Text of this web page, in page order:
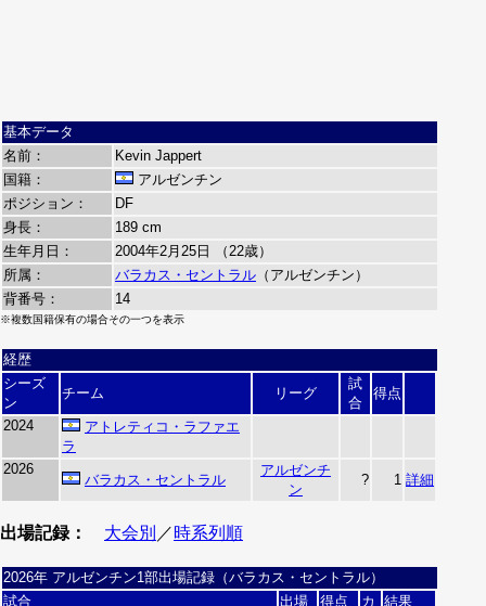
基本データ
名前：
Kevin Jappert
国籍：
アルゼンチン
ポジション：
DF
身長：
189 cm
生年月日：
2004年2月25日 （22歳）
所属：
バラカス・セントラル （アルゼンチン）
背番号：
14
※複数国籍保有の場合その一つを表示
経歴
シーズ
ン
チーム リーグ
試
合
得点
2024
アトレティコ・ラファエ
ラ
2026
バラカス・セントラル
アルゼンチ
ン
? 1 詳細
出場記録： 大会別 ／時系列順
2026年 アルゼンチン1部出場記録（バラカス・セントラル）
試合
出場 得点 カ
結果